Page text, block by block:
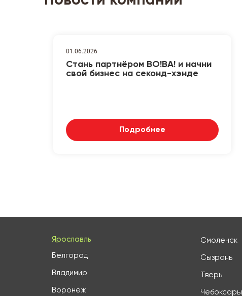
01.06.2026
Стань партнёром ВО!ВА! и начни
свой бизнес на секонд-хэнде
Подробнее
Ярославль
Белгород
Владимир
Воронеж
Смоленск
Сызрань
Тверь
Чебоксары